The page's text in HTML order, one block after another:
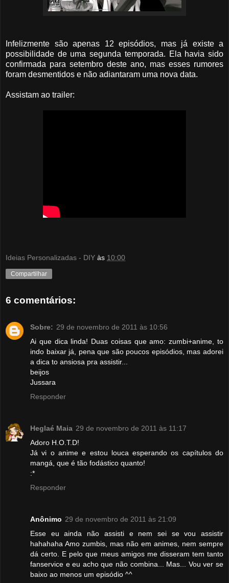
Infelizmente são apenas 12 episódios, mas já existe a
possibilidade de uma segunda temporada. Ela havia sido
confirmada para setembro deste ano, mas esses rumores
foram desmentidos e não adiantaram uma nova data.
Assistam ao trailer:
Ideias Personalizadas - DIY às 10:00
Compartilhar
6 comentários:
Sobre: 29 de novembro de 2011 às 10:56
Ai que dica linda! Duas coisas que amo: zumbi+anime, to
indo baixar já, pena que são poucos episódios, mas adorei
a dica to ansiosa pra assistir...
beijos
Jussara
Responder
Heglaé Maia 29 de novembro de 2011 às 11:17
Adoro H.O.T.D!
Já vi o anime e estou louca esperando os capítulos do
mangá, que é tão fodástico quanto!
:*
Responder
Anônimo 29 de novembro de 2011 às 21:09
Esse eu ainda não assisti e nem sei se vou assistir
hahahaha Amo zumbis, mas não em animes, nem sempre
dá certo. E pelo que meus amigos me disseram tem tanto
fanservice e eu acho que não combina... Mas... Vou ver se
baixo ao menos um episódio ^^